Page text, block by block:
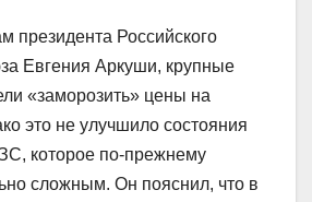
президента Российского
Евгения Аркуши, крупные
«заморозить» цены на
это не улучшило состояния
которое по-прежнему
сложным. Он пояснил, что в